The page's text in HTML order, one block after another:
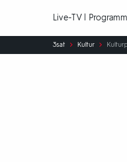
Live-TV | Programm
Sie
sind
3sat Kultur